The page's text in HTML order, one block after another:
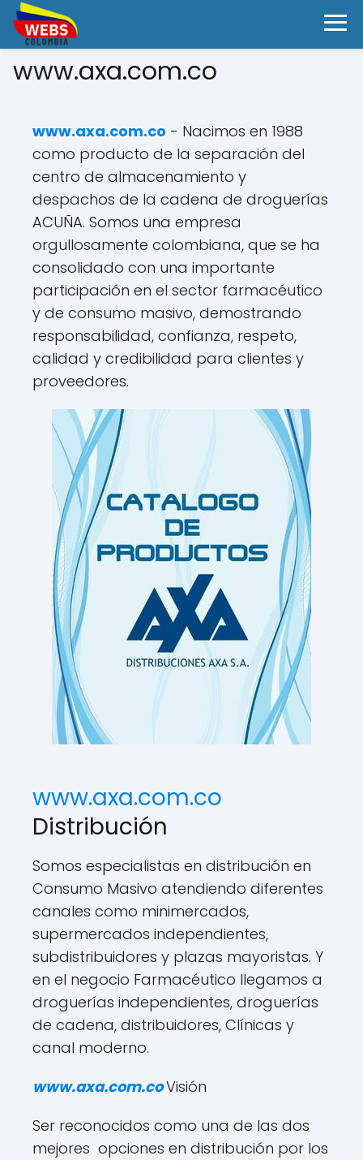
www.axa.com.co
www.axa.com.co - Nacimos en 1988
como producto de la separación del
centro de almacenamiento y
despachos de la cadena de droguerías
ACUÑA. Somos una empresa
orgullosamente colombiana, que se ha
consolidado con una importante
participación en el sector farmacéutico
y de consumo masivo, demostrando
responsabilidad, confianza, respeto,
calidad y credibilidad para clientes y
proveedores.
www.axa.com.co
Distribución
Somos especialistas en distribución en
Consumo Masivo atendiendo diferentes
canales como minimercados,
supermercados independientes,
subdistribuidores y plazas mayoristas. Y
en el negocio Farmacéutico llegamos a
droguerías independientes, droguerías
de cadena, distribuidores, Clínicas y
canal moderno.
www.axa.com.coVisión
Ser reconocidos como una de las dos
mejores opciones en distribución por los